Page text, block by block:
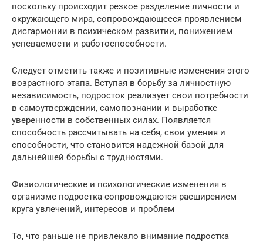
поскольку происходит резкое разделение личности и
окружающего мира, сопровождающееся проявлением
дисгармонии в психическом развитии, понижением
успеваемости и работоспособности.
Следует отметить также и позитивные изменения этого
возрастного этапа. Вступая в борьбу за личностную
независимость, подросток реализует свои потребности
в самоутверждении, самопознании и выработке
уверенности в собственных силах. Появляется
способность рассчитывать на себя, свои умения и
способности, что становится надежной базой для
дальнейшей борьбы с трудностями.
Физиологические и психологические изменения в
организме подростка сопровождаются расширением
круга увлечений, интересов и проблем
То, что раньше не привлекало внимание подростка